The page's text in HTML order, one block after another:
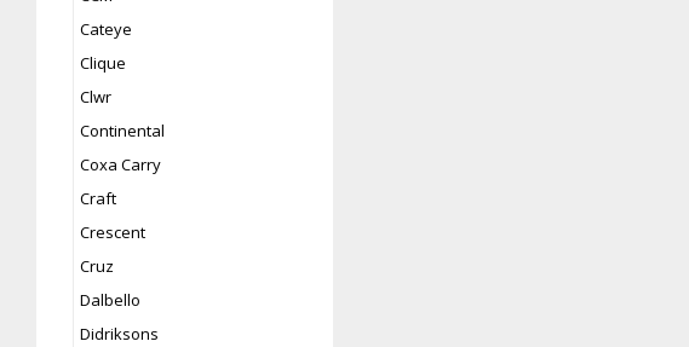
Cateye
Clique
Clwr
Continental
Coxa Carry
Craft
Crescent
Cruz
Dalbello
Didriksons